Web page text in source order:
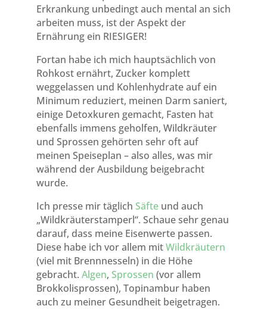
Erkrankung unbedingt auch mental an sich
arbeiten muss, ist der Aspekt der
Ernährung ein RIESIGER!
Fortan habe ich mich hauptsächlich von
Rohkost ernährt, Zucker komplett
weggelassen und Kohlenhydrate auf ein
Minimum reduziert, meinen Darm saniert,
einige Detoxkuren gemacht, Fasten hat
ebenfalls immens geholfen, Wildkräuter
und Sprossen gehörten sehr oft auf
meinen Speiseplan – also alles, was mir
während der Ausbildung beigebracht
wurde.
Ich presse mir täglich Säfteund auch
„Wildkräuterstamperl“. Schaue sehr genau
darauf, dass meine Eisenwerte passen.
Diese habe ich vor allem mitWildkräutern
(viel mit Brennnesseln) in die Höhe
gebracht. Algen, Sprossen (vor allem
Brokkolisprossen), Topinambur haben
auch zu meiner Gesundheit beigetragen.